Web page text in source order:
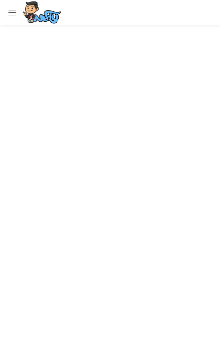
LOGIN